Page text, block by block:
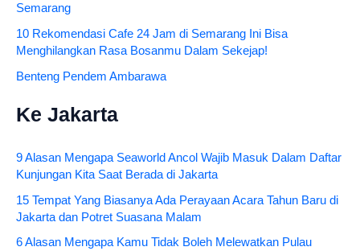
Semarang
10 Rekomendasi Cafe 24 Jam di Semarang Ini Bisa
Menghilangkan Rasa Bosanmu Dalam Sekejap!
Benteng Pendem Ambarawa
Ke Jakarta
9 Alasan Mengapa Seaworld Ancol Wajib Masuk Dalam Daftar
Kunjungan Kita Saat Berada di Jakarta
15 Tempat Yang Biasanya Ada Perayaan Acara Tahun Baru di
Jakarta dan Potret Suasana Malam
6 Alasan Mengapa Kamu Tidak Boleh Melewatkan Pulau